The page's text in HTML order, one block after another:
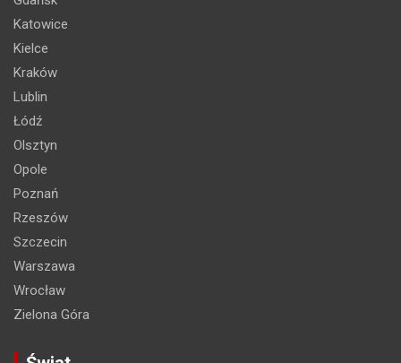
Katowice
Kielce
Kraków
Lublin
Łódź
Olsztyn
Opole
Poznań
Rzeszów
Szczecin
Warszawa
Wrocław
Zielona Góra